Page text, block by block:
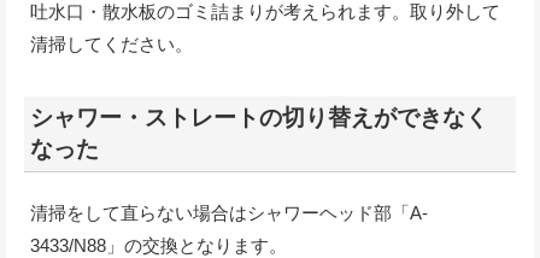
吐水口・散水板のゴミ詰まりが考えられます。取り外して
清掃してください。
シャワー・ストレートの切り替えができなく
なった
清掃をして直らない場合はシャワーヘッド部「A-
3433/N88」の交換となります。